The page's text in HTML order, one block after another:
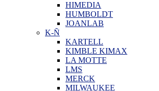
HIMEDIA
HUMBOLDT
JOANLAB
K-Ñ
KARTELL
KIMBLE KIMAX
LA MOTTE
LMS
MERCK
MILWAUKEE